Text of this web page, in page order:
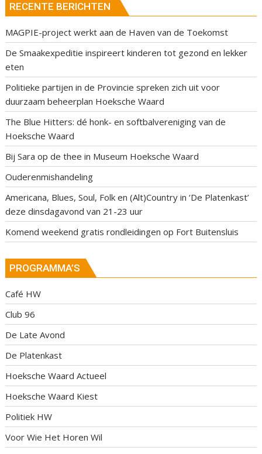
RECENTE BERICHTEN
MAGPIE-project werkt aan de Haven van de Toekomst
De Smaakexpeditie inspireert kinderen tot gezond en lekker
eten
Politieke partijen in de Provincie spreken zich uit voor
duurzaam beheerplan Hoeksche Waard
The Blue Hitters: dé honk- en softbalvereniging van de
Hoeksche Waard
Bij Sara op de thee in Museum Hoeksche Waard
Ouderenmishandeling
Americana, Blues, Soul, Folk en (Alt)Country in ‘De Platenkast’
deze dinsdagavond van 21-23 uur
Komend weekend gratis rondleidingen op Fort Buitensluis
PROGRAMMA’S
Café HW
Club 96
De Late Avond
De Platenkast
Hoeksche Waard Actueel
Hoeksche Waard Kiest
Politiek HW
Voor Wie Het Horen Wil